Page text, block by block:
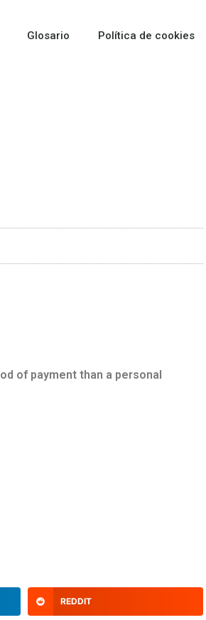
Glosario Política de cookies
of payment than a personal
REDDIT